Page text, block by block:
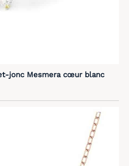
jonc Mesmera cœur blanc